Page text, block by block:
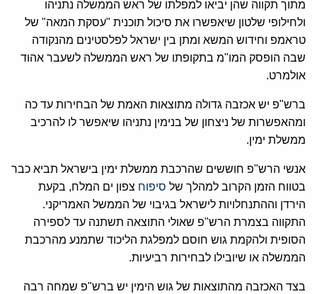
מתוך תקווה שהן יביאו למפלתו של ראש הממשלה נתניהו
ולחילופי שלטון שיאפשרו את סיכול תוכנית "עסקת המאה" של
טראמפ וחידוש המשא ומתן בין ישראל לפלסטינים מהנקודה
שבה הופסק המו"מ בתקופתו של ראש הממשלה לשעבר אהוד
אולמרט.
ברש"פ יש אכזבה גדולה מתוצאות האמת של הבחירות עד כה
ומהאפשרות של ניצחון של בנימין נתניהו שיאפשר לו להרכיב
ממשלת ימין.
אנשי הרש"פ חוששים שהרכבת ממשלת ימין בישראל תביא כבר
בטווח הזמן הקרוב למהלך של סיפוח צפון ים המלח, בקעת
הירדן וההתנחלויות לישראל בגיבוי של הממשל האמריקני.
התקווה בצמרת הרש"פ שאולי התוצאה תשתנה עד לספירה
הסופית ולהקמת גוש חוסם למפלגת הליכוד שתמנע מהרכבת
הממשלה או שיובילו לבחירות רביעיות.
בצד האכזבה מהתוצאות של גוש הימין יש ברש"פ שמחה רבה